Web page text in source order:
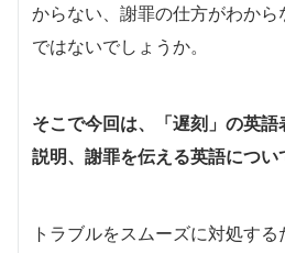
からない、謝罪の仕方がわか
ではないでしょうか。
そこで今回は、「遅刻」の英
説明、謝罪を伝える英語につい
トラブルをスムーズに対処す